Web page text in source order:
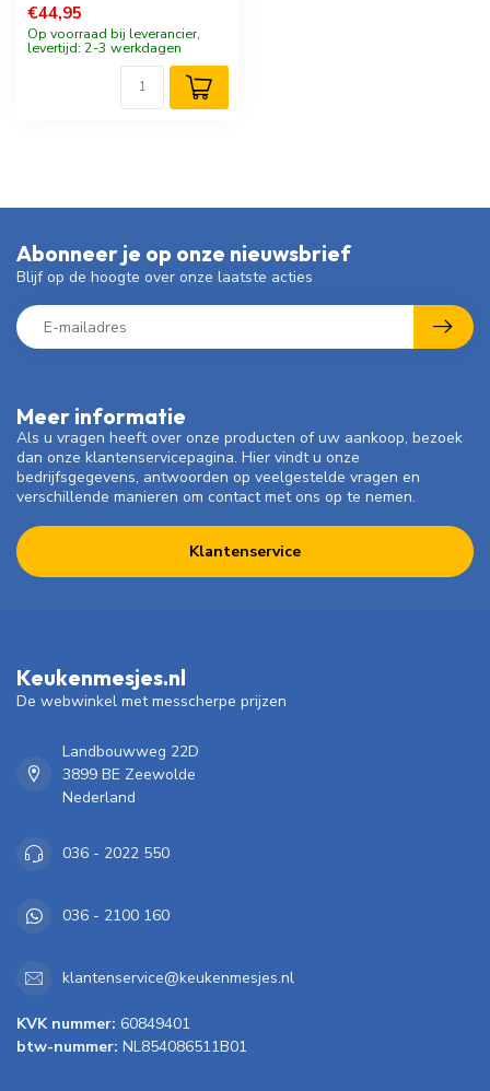
€44,95
Op voorraad bij leverancier,
levertijd: 2-3 werkdagen
Meer informatie
Als u vragen heeft over onze producten of uw aankoop, bezoek
dan onze klantenservicepagina. Hier vindt u onze
bedrijfsgegevens, antwoorden op veelgestelde vragen en
verschillende manieren om contact met ons op te nemen.
Klantenservice
Abonneer je op onze nieuwsbrief
Blijf op de hoogte over onze laatste acties
Keukenmesjes.nl
De webwinkel met messcherpe prijzen
Landbouwweg 22D
3899 BE Zeewolde
Nederland
036 - 2022 550
036 - 2100 160
klantenservice@keukenmesjes.nl
KVK nummer: 60849401
btw-nummer: NL854086511B01